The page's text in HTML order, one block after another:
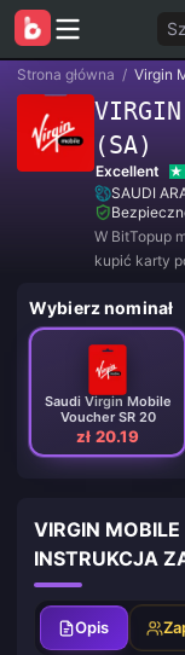
Strona główna / Virgin
VIRGIN
(SA)
Excellent
SAUDI
W BitTopup
kupić karty
Wybierz nominał
Saudi Virgin Mobile
Voucher SR 20
zł 20.19
VIRGIN
INSTRUKCJA
Opis